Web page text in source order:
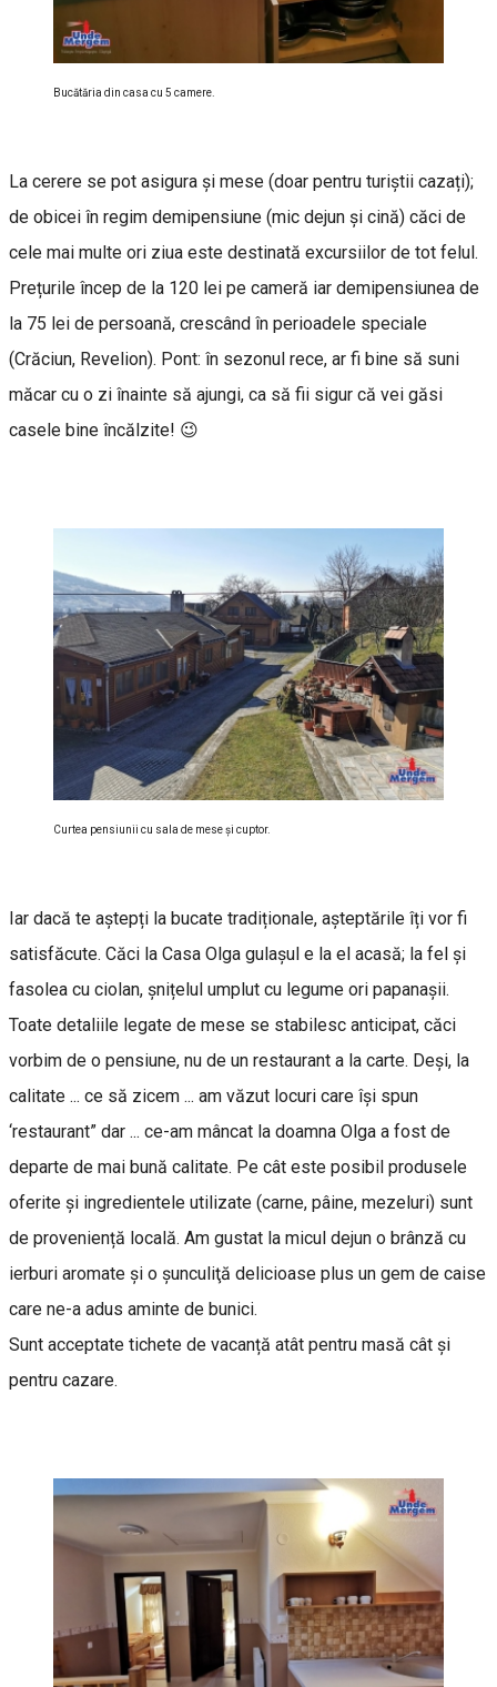
Bucătăria din casa cu 5 camere.
La cerere se pot asigura și mese (doar pentru turiștii cazați);
de obicei în regim demipensiune (mic dejun și cină) căci de
cele mai multe ori ziua este destinată excursiilor de tot felul.
Prețurile încep de la 120 lei pe cameră iar demipensiunea de
la 75 lei de persoană, crescând în perioadele speciale
(Crăciun, Revelion). Pont: în sezonul rece, ar fi bine să suni
măcar cu o zi înainte să ajungi, ca să fii sigur că vei găsi
casele bine încălzite! 😉
Curtea pensiunii cu sala de mese şi cuptor.
Iar dacă te aștepți la bucate tradiționale, așteptările îți vor fi
satisfăcute. Căci la Casa Olga gulașul e la el acasă; la fel și
fasolea cu ciolan, șnițelul umplut cu legume ori papanașii.
Toate detaliile legate de mese se stabilesc anticipat, căci
vorbim de o pensiune, nu de un restaurant a la carte. Deși, la
calitate ... ce să zicem ... am văzut locuri care își spun
‘restaurant” dar ... ce-am mâncat la doamna Olga a fost de
departe de mai bună calitate. Pe cât este posibil produsele
oferite și ingredientele utilizate (carne, pâine, mezeluri) sunt
de proveniență locală. Am gustat la micul dejun o brânză cu
ierburi aromate și o şunculiţă delicioase plus un gem de caise
care ne-a adus aminte de bunici.
Sunt acceptate tichete de vacanță atât pentru masă cât și
pentru cazare.